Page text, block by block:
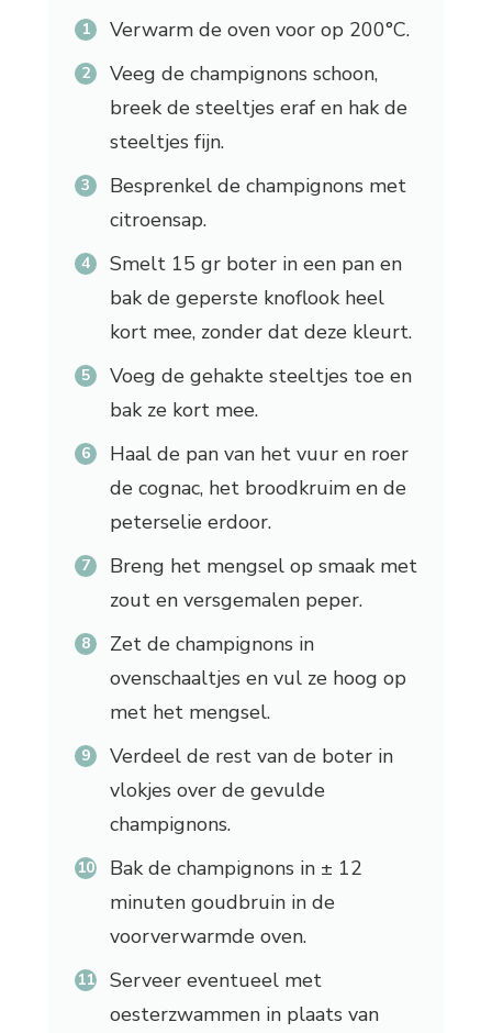
Verwarm de oven voor op 200°C.
Veeg de champignons schoon,
breek de steeltjes eraf en hak de
steeltjes fijn.
Besprenkel de champignons met
citroensap.
Smelt 15 gr boter in een pan en
bak de geperste knoflook heel
kort mee, zonder dat deze kleurt.
Voeg de gehakte steeltjes toe en
bak ze kort mee.
Haal de pan van het vuur en roer
de cognac, het broodkruim en de
peterselie erdoor.
Breng het mengsel op smaak met
zout en versgemalen peper.
Zet de champignons in
ovenschaaltjes en vul ze hoog op
met het mengsel.
Verdeel de rest van de boter in
vlokjes over de gevulde
champignons.
Bak de champignons in ± 12
minuten goudbruin in de
voorverwarmde oven.
Serveer eventueel met
oesterzwammen in plaats van